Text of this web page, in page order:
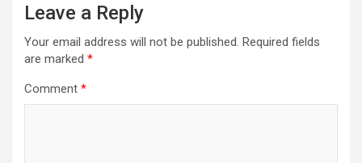
Leave a Reply
Your email address will not be published. Required fields
are marked *
Comment *